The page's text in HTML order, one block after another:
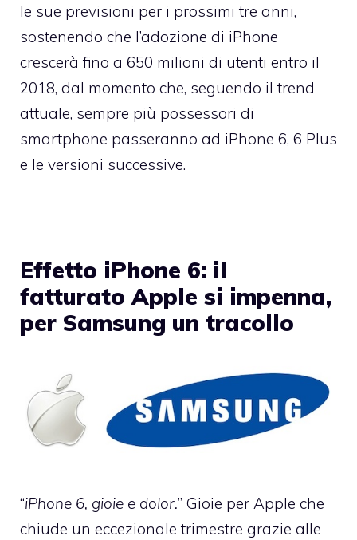
le sue previsioni per i prossimi tre anni,
sostenendo che l’adozione di iPhone
crescerà fino a 650 milioni di utenti entro il
2018, dal momento che, seguendo il trend
attuale, sempre più possessori di
smartphone passeranno ad iPhone 6, 6 Plus
e le versioni successive.
Effetto iPhone 6: il
fatturato Apple si impenna,
per Samsung un tracollo
“iPhone 6, gioie e dolor.” Gioie per Apple che
chiude un eccezionale trimestre grazie alle